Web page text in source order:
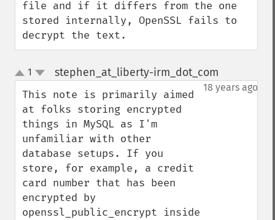
file and if it differs from the one
stored internally, OpenSSL fails to
decrypt the text.
up
down
1 stephen_at_liberty-irm_dot_com
18 years ago
This note is primarily aimed
at folks storing encrypted
things in MySQL as I'm
unfamiliar with other
database setups. If you
store, for example, a credit
card number that has been
encrypted by
openssl_public_encrypt inside